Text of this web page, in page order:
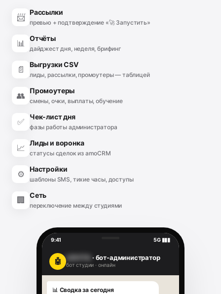
📨
Рассылки
превью + подтверждение «🚀 Запустить»
📊
Отчёты
дайджест дня, неделя, брифинг
📄
Выгрузки CSV
лиды, рассылки, промоутеры — таблицей
👥
Промоутеры
смены, очки, выплаты, обучение
✅
Чек-лист дня
фазы работы администратора
📈
Лиды и воронка
статусы сделок из amoCRM
⚙️
Настройки
шаблоны SMS, тихие часы, доступы
🏢
Сеть
переключение между студиями
9:41 5G ▮▮▮
🤖 · бот-администратор
бот студии · онлайн
📊 Сводка за сегодня